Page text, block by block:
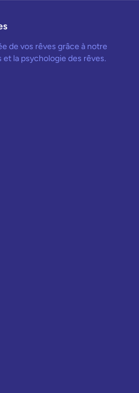
de vos rêves grâce à notre
la psychologie des rêves.